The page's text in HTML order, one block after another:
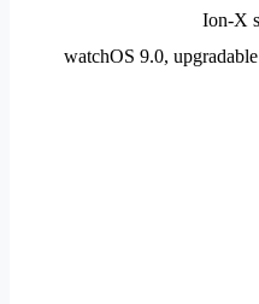
Ion-X
watchOS 9.0,